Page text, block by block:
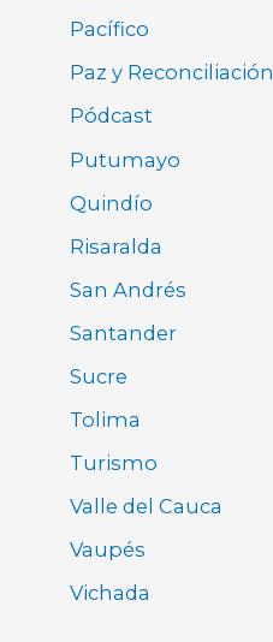
Pacífico
Paz y Reconciliación
Pódcast
Putumayo
Quindío
Risaralda
San Andrés
Santander
Sucre
Tolima
Turismo
Valle del Cauca
Vaupés
Vichada